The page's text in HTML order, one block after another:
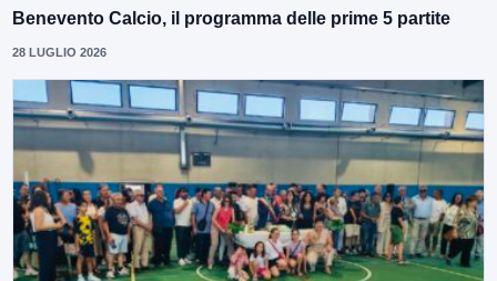
Benevento Calcio, il programma delle prime 5 partite
28 LUGLIO 2026